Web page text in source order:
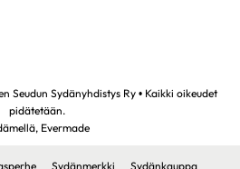
Seudun Sydänyhdistys Ry • Kaikki oikeudet
pidätetään.
Evermade
Sydänmerkki Sydänkauppa